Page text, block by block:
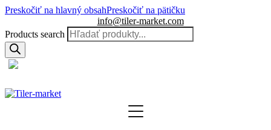
Preskočiť na hlavný obsahPreskočiť na pätičku
info@tiler-market.com
Products search